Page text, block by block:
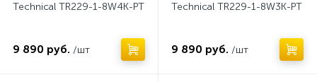
Technical TR229-1-8W4K-PT
9 890 руб. /шт
Technical TR229-1-8W3K-PT
9 890 руб. /шт